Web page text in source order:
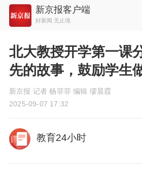
新京报客户端
好新闻 无止境
北大教授开学第一课
先的故事，鼓励学生
新京报 记者 杨菲菲 编辑 缪晨霞
2025-09-07 17:32
教育24小时